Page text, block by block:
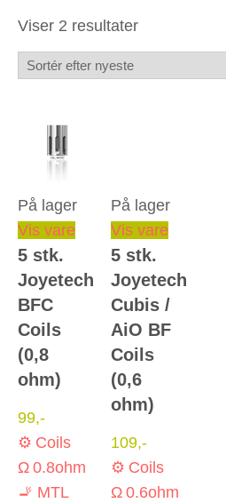
Viser 2 resultaterSorteret
efter
seneste
På lager
Vis vare
5 stk.
Joyetech
BFC
Coils
(0,8
ohm)
99,-
⚙️ Coils
Ω 0.8ohm
🚬 MTL
På lager
Vis vare
har
flere
varianter.
5 stk.
Joyetech
Cubis /
AiO BF
Coils
(0,6
ohm)
109,-
⚙️ Coils
Ω 0.6ohm